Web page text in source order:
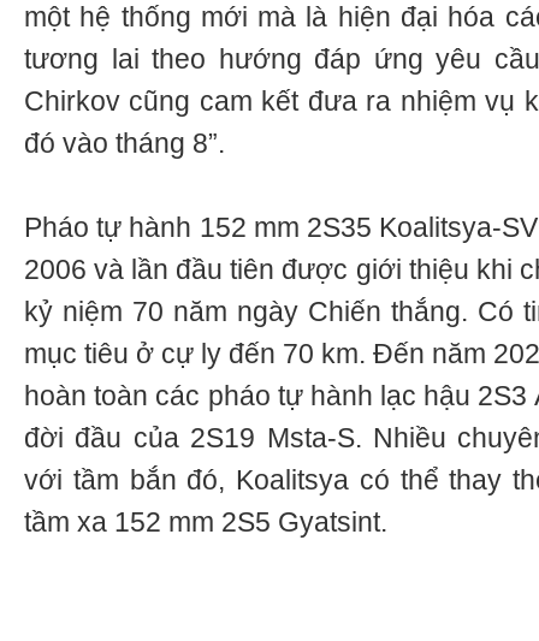
một hệ thống mới mà là hiện đại hóa
tương lai theo hướng đáp ứng yêu
Chirkov cũng cam kết đưa ra nhiệm vụ
đó vào tháng 8”.
Pháo tự hành 152 mm 2S35 Koalitsya-
2006 và lần đầu tiên được giới thiệu khi
kỷ niệm 70 năm ngày Chiến thắng. Có
mục tiêu ở cự ly đến 70 km. Đến năm
hoàn toàn các pháo tự hành lạc hậu
đời đầu của 2S19 Msta-S. Nhiều
với tầm bắn đó, Koalitsya có thể thay
tầm xa 152 mm 2S5 Gyatsint.